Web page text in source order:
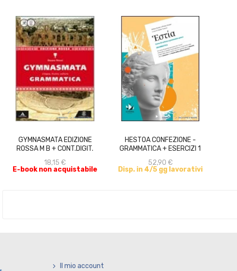
GYMNASMATA EDIZIONE
ROSSA M B + CONT.DIGIT.
18,15 €
E-book non acquistabile
ACQUISTA
HESTOA CONFEZIONE -
GRAMMATICA + ESERCIZI 1
52,90 €
Disp. in 4/5 gg lavorativi
ACQUISTA
Il mio account